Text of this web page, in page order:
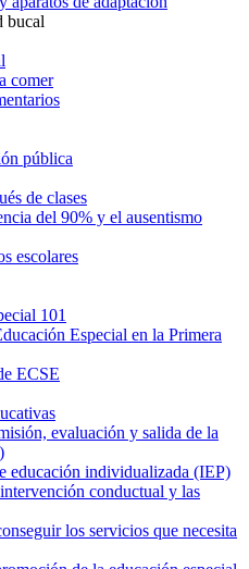
bucal
comer
pública
de clases
del 90% y el ausentismo
escolares
101
Especial en la Primera
ECSE
evaluación y salida de la
educación individualizada (IEP)
conductual y las
los servicios que necesita